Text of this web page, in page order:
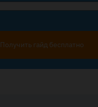
Получить гайд бесплатно